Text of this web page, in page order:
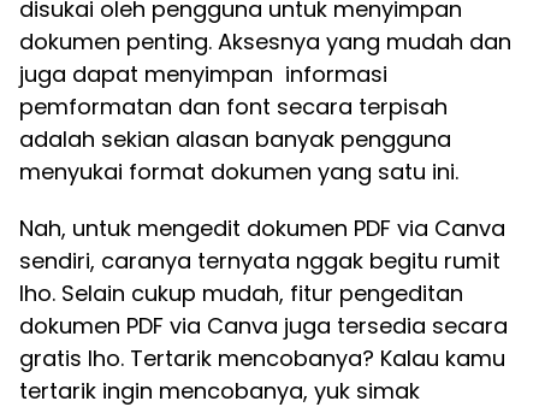
disukai oleh pengguna untuk menyimpan
dokumen penting. Aksesnya yang mudah dan
juga dapat menyimpan informasi
pemformatan dan font secara terpisah
adalah sekian alasan banyak pengguna
menyukai format dokumen yang satu ini.
Nah, untuk mengedit dokumen PDF via Canva
sendiri, caranya ternyata nggak begitu rumit
lho. Selain cukup mudah, fitur pengeditan
dokumen PDF via Canva juga tersedia secara
gratis lho. Tertarik mencobanya? Kalau kamu
tertarik ingin mencobanya, yuk simak